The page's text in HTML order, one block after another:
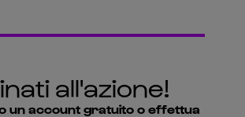
all'azione!
un account gratuito o effettua